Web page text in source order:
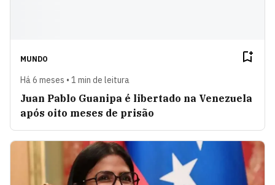
MUNDO
Há 6 meses • 1 min de leitura
Juan Pablo Guanipa é libertado na Venezuela
após oito meses de prisão